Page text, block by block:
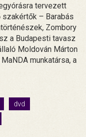
tervezett
– Barabás
Zombory
a Budapesti tavasz
Moldován Márton
munkatársa, a
dvd